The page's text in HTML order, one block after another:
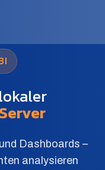
Dashboards –
analysieren